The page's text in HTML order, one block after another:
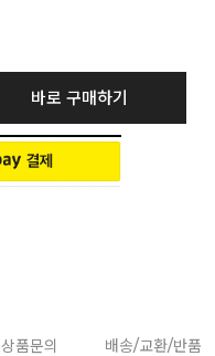
바로 구매하기
상품문의 배송/교환/반품